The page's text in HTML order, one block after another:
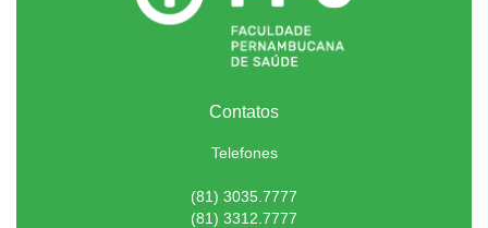
Contatos
Telefones
(81) 3035.7777
(81) 3312.7777